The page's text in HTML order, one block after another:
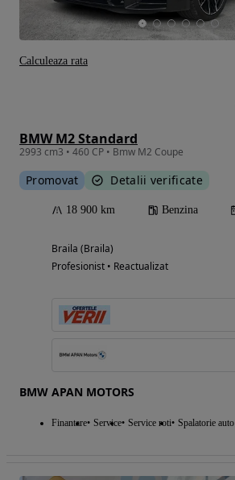
BMW M2 Standard
2993 cm3 • 460 CP • Bmw M2 Coupe
Promovat Detalii verificate
18 900 km Benzina
Braila (Braila)
Profesionist • Reactualizat
BMW APAN MOTORS
Finantare Service Service roti Spalatorie auto
Calculeaza rata